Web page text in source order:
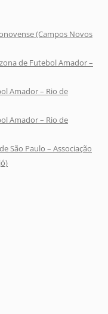
(Campos Novos
de Futebol Amador –
Amador – Rio de
Amador – Rio de
São Paulo – Associação